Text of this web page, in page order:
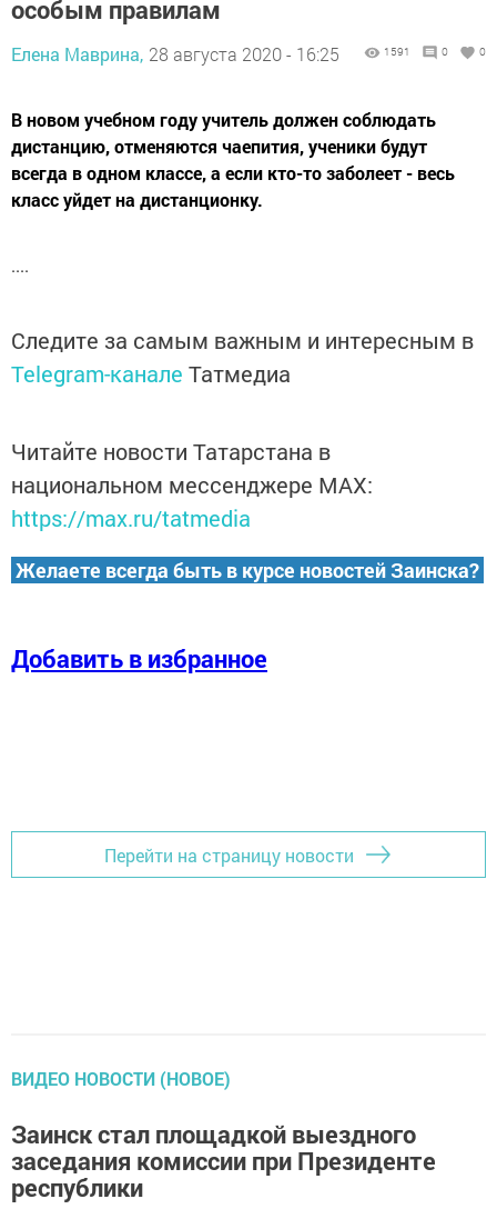
особым правилам
Елена Маврина, 28 августа 2020 - 16:25 1591 0 0
В новом учебном году учитель должен соблюдать
дистанцию, отменяются чаепития, ученики будут
всегда в одном классе, а если кто-то заболеет - весь
класс уйдет на дистанционку.
....
Следите за самым важным и интересным в
Telegram-канале Татмедиа
Читайте новости Татарстана в
национальном мессенджере MАХ:
https://max.ru/tatmedia
Желаете всегда быть в курсе новостей Заинска?
Добавить в избранное
Перейти на страницу новости
ВИДЕО НОВОСТИ (НОВОЕ)
Заинск стал площадкой выездного
заседания комиссии при Президенте
республики